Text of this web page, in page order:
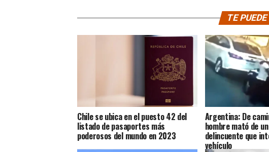
TE
Chile se ubica en el puesto 42 del
listado de pasaportes más
poderosos del mundo en 2023
Argentina: De
hombre mató de
delincuente que
vehículo